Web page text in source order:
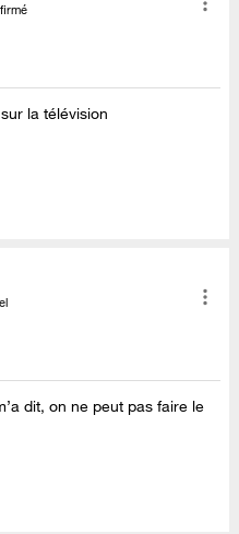
la télévision
dit, on ne peut pas faire le